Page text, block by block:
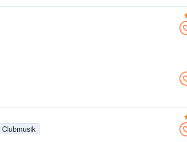
Clubmusik